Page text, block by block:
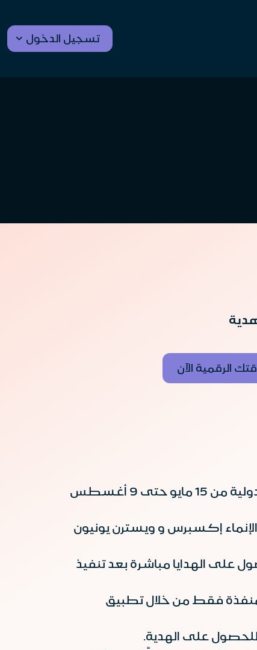
تسجيل الدخول
هدية
الرقمية الآن
يسري العرض على الحوالات الدولية من 15 مايو حتى 9 أغسطس
إكسبرس و ويسترن يونيون
على الهدايا مباشرة بعد تنفيذ
فقط من خلال تطبيق
للحصول على الهدية.